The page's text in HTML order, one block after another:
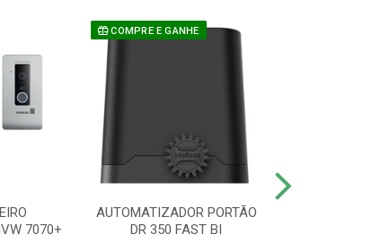
7070+
COMPRE E GANHE
AUTOMATIZADOR PORTÃO
DR 350 FAST BI